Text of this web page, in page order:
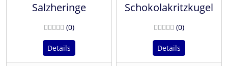
Salzheringe
(0Bewertungen
)
Details
Schokolakritzkugel
(0)
Details